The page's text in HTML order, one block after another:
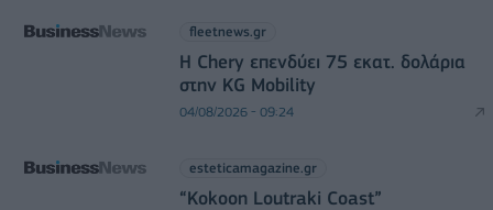
fleetnews.gr
Η Chery επενδύει 75 εκατ. δολάρια
στην KG Mobility
04/08/2026 - 09:24
esteticamagazine.gr
“Kokoon Loutraki Coast”